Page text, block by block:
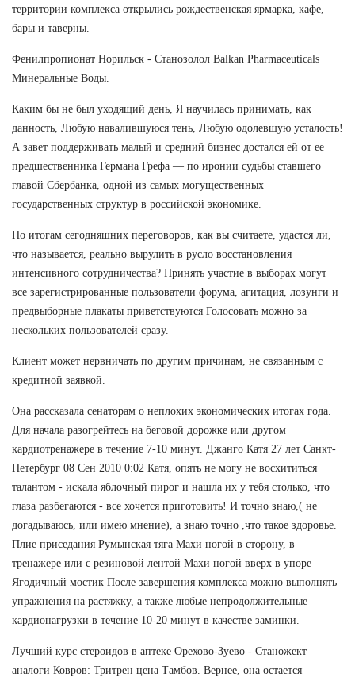
территории комплекса открылись рождественская ярмарка, кафе,
бары и таверны.
Фенилпропионат Норильск - Станозолол Balkan Pharmaceuticals
Минеральные Воды.
Каким бы не был уходящий день, Я научилась принимать, как
данность, Любую навалившуюся тень, Любую одолевшую усталость!
А завет поддерживать малый и средний бизнес достался ей от ее
предшественника Германа Грефа — по иронии судьбы ставшего
главой Сбербанка, одной из самых могущественных
государственных структур в российской экономике.
По итогам сегодняшних переговоров, как вы считаете, удастся ли,
что называется, реально вырулить в русло восстановления
интенсивного сотрудничества? Принять участие в выборах могут
все зарегистрированные пользователи форума, агитация, лозунги и
предвыборные плакаты приветствуются Голосовать можно за
нескольких пользователей сразу.
Клиент может нервничать по другим причинам, не связанным с
кредитной заявкой.
Она рассказала сенаторам о неплохих экономических итогах года.
Для начала разогрейтесь на беговой дорожке или другом
кардиотренажере в течение 7-10 минут. Джанго Катя 27 лет Санкт-
Петербург 08 Сен 2010 0:02 Катя, опять не могу не восхититься
талантом - искала яблочный пирог и нашла их у тебя столько, что
глаза разбегаются - все хочется приготовить! И точно знаю,( не
догадываюсь, или имею мнение), а знаю точно ,что такое здоровье.
Плие приседания Румынская тяга Махи ногой в сторону, в
тренажере или с резиновой лентой Махи ногой вверх в упоре
Ягодичный мостик После завершения комплекса можно выполнять
упражнения на растяжку, а также любые непродолжительные
кардионагрузки в течение 10-20 минут в качестве заминки.
Лучший курс стероидов в аптеке Орехово-Зуево - Станожект
аналоги Ковров: Тритрен цена Тамбов. Вернее, она остается